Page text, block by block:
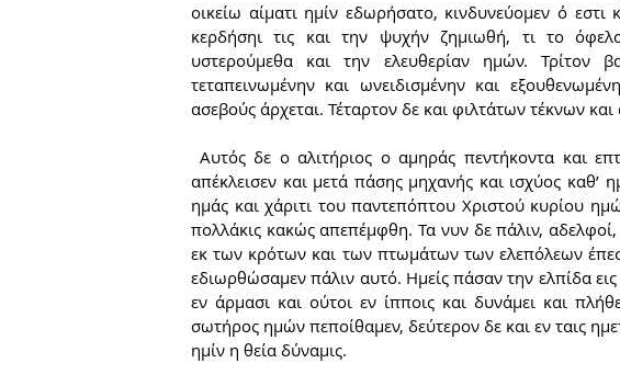
οικείω αίματι ημίν εδωρήσατο, κινδυνεύομεν ό
κερδήσηι τις και την ψυχήν ζημιωθή, τι το
υστερούμεθα και την ελευθερίαν ημών. Τρίτον
τεταπεινωμένην και ωνειδισμένην και
ασεβούς άρχεται. Τέταρτον δε και φιλτάτων τέκνων
απέκλεισεν και μετά πάσης μηχανής και ισχύος
ημάς και χάριτι του παντεπόπτου Χριστού κυρίου
πολλάκις κακώς απεπέμφθη. Τα νυν δε πάλιν, αδελφοί,
εκ των κρότων και των πτωμάτων των ελεπόλεων
εδιωρθώσαμεν πάλιν αυτό. Ημείς πάσαν την ελπίδα
εν άρμασι και ούτοι εν ίπποις και δυνάμει και
σωτήρος ημών πεποίθαμεν, δεύτερον δε και εν ταις
ημίν η θεία δύναμις.